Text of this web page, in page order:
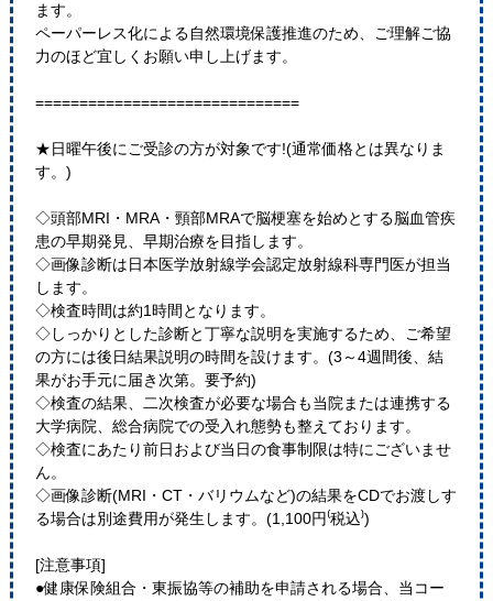
ます。
ペーパーレス化による自然環境保護推進のため、ご理解ご協
力のほど宜しくお願い申し上げます。
==============================
★日曜午後にご受診の方が対象です!(通常価格とは異なりま
す。)
◇頭部MRI・MRA・頸部MRAで脳梗塞を始めとする脳血管疾
患の早期発見、早期治療を目指します。
◇画像診断は日本医学放射線学会認定放射線科専門医が担当
します。
◇検査時間は約1時間となります。
◇しっかりとした診断と丁寧な説明を実施するため、ご希望
の方には後日結果説明の時間を設けます。(3～4週間後、結
果がお手元に届き次第。要予約)
◇検査の結果、二次検査が必要な場合も当院または連携する
大学病院、総合病院での受入れ態勢も整えております。
◇検査にあたり前日および当日の食事制限は特にございませ
ん。
◇画像診断(MRI・CT・バリウムなど)の結果をCDでお渡しす
る場合は別途費用が発生します。(1,100円⁽税込⁾)
[注意事項]
●健康保険組合・東振協等の補助を申請される場合、当コー